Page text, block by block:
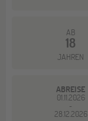
AB
18
JAHREN
ABREISE
01.11.2026
-
28.12.2026